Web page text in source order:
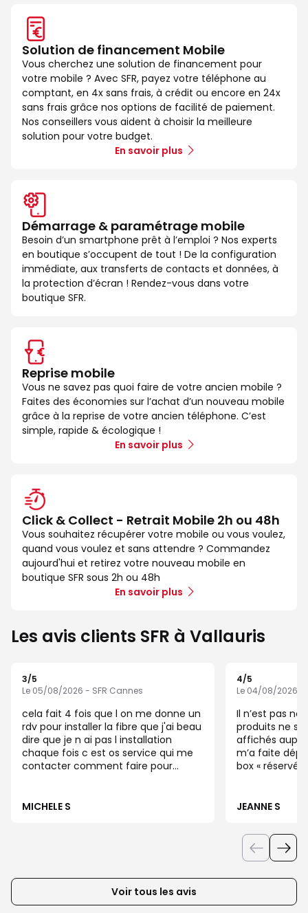
Solution de financement Mobile
Vous cherchez une solution de financement pour
votre mobile ? Avec SFR, payez votre téléphone au
comptant, en 4x sans frais, à crédit ou encore en 24x
sans frais grâce nos options de facilité de paiement.
Nos conseillers vous aident à choisir la meilleure
solution pour votre budget.
En savoir plus
Démarrage & paramétrage mobile
Besoin d’un smartphone prêt à l’emploi ? Nos experts
en boutique s’occupent de tout ! De la configuration
immédiate, aux transferts de contacts et données, à
la protection d’écran ! Rendez-vous dans votre
boutique SFR.
Reprise mobile
Vous ne savez pas quoi faire de votre ancien mobile ?
Faites des économies sur l’achat d’un nouveau mobile
grâce à la reprise de votre ancien téléphone. C’est
simple, rapide & écologique !
En savoir plus
Click & Collect - Retrait Mobile 2h ou 48h
Vous souhaitez récupérer votre mobile ou vous voulez,
quand vous voulez et sans attendre ? Commandez
aujourd'hui et retirez votre nouveau mobile en
boutique SFR sous 2h ou 48h
En savoir plus
Les avis clients SFR à Vallauris
3/5
Le 05/08/2026 - SFR Cannes
cela fait 4 fois que l on me donne un
rdv pour installer la fibre que j'ai beau
dire que je n ai pas l installation
chaque fois c est os service qui me
contacter comment faire pour
dois vous dire que j espère que
MICHELE S
4/5
Le 04/08/2026 -
Il n’est pas
produits ne
affichés
m’a faite
box «
n’est pas
JEANNE S
Voir tous les avis